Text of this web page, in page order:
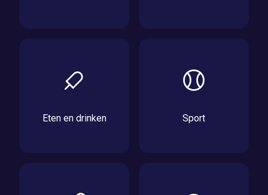
Eten en drinken Sport